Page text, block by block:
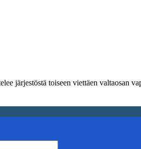
järjestöstä toiseen viettäen valtaosan